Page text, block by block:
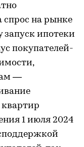
спрос на рынке
запуск ипотеки
покупателей-
—
1 июля 2024